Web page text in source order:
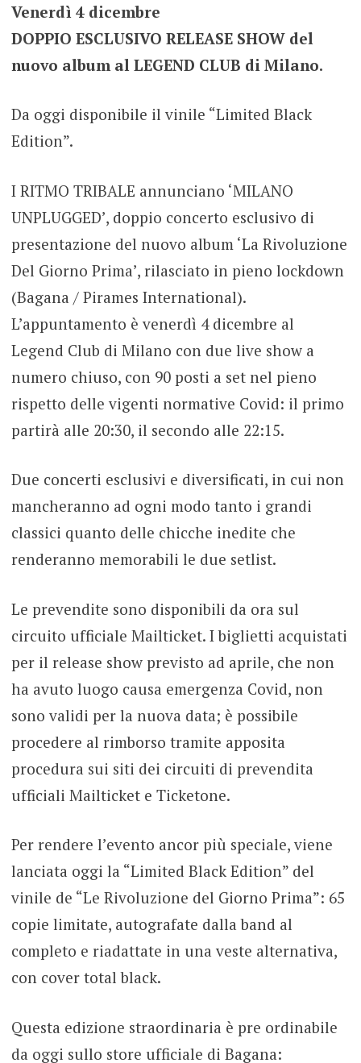
Venerdì 4 dicembre
DOPPIO ESCLUSIVO RELEASE SHOW del
nuovo album al LEGEND CLUB di Milano.
Da oggi disponibile il vinile “Limited Black
Edition”.
I RITMO TRIBALE annunciano ‘MILANO
UNPLUGGED’, doppio concerto esclusivo di
presentazione del nuovo album ‘La Rivoluzione
Del Giorno Prima’, rilasciato in pieno lockdown
(Bagana / Pirames International).
L’appuntamento è venerdì 4 dicembre al
Legend Club di Milano con due live show a
numero chiuso, con 90 posti a set nel pieno
rispetto delle vigenti normative Covid: il primo
partirà alle 20:30, il secondo alle 22:15.
Due concerti esclusivi e diversificati, in cui non
mancheranno ad ogni modo tanto i grandi
classici quanto delle chicche inedite che
renderanno memorabili le due setlist.
Le prevendite sono disponibili da ora sul
circuito ufficiale Mailticket. I biglietti acquistati
per il release show previsto ad aprile, che non
ha avuto luogo causa emergenza Covid, non
sono validi per la nuova data; è possibile
procedere al rimborso tramite apposita
procedura sui siti dei circuiti di prevendita
ufficiali Mailticket e Ticketone.
Per rendere l’evento ancor più speciale, viene
lanciata oggi la “Limited Black Edition” del
vinile de “Le Rivoluzione del Giorno Prima”: 65
copie limitate, autografate dalla band al
completo e riadattate in una veste alternativa,
con cover total black.
Questa edizione straordinaria è pre ordinabile
da oggi sullo store ufficiale di Bagana: